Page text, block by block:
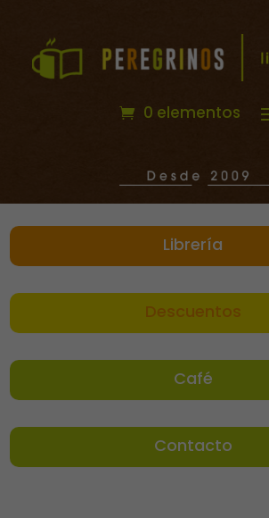
0 elementos
Librería
Descuentos
Café
Contacto